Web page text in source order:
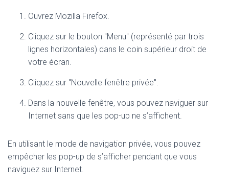
Ouvrez Mozilla Firefox.
Cliquez sur le bouton "Menu" (représenté par trois
lignes horizontales) dans le coin supérieur droit de
votre écran.
Cliquez sur "Nouvelle fenêtre privée".
Dans la nouvelle fenêtre, vous pouvez naviguer sur
Internet sans que les pop-up ne s’affichent.
En utilisant le mode de navigation privée, vous pouvez
empêcher les pop-up de s’afficher pendant que vous
naviguez sur Internet.